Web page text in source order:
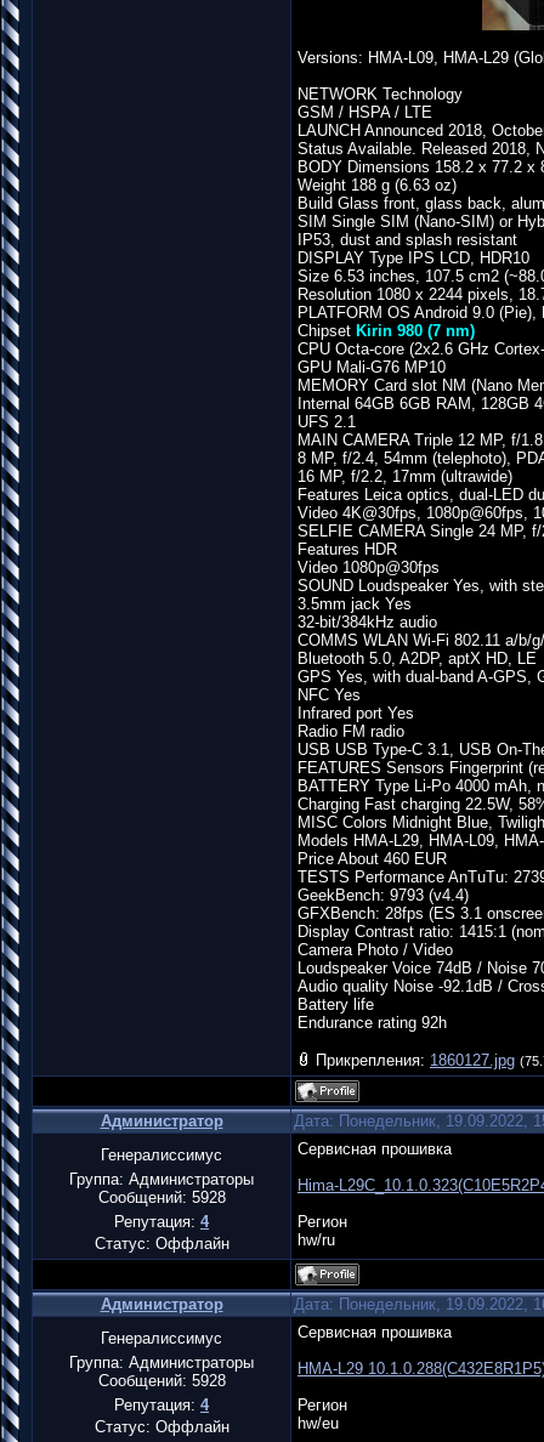
Versions: HMA-L09, HMA-L29
NETWORK Technology
GSM / HSPA / LTE
LAUNCH Announced 2018,
Status Available. Released 2018,
BODY Dimensions 158.2 x 77.2
Weight 188 g (6.63 oz)
Build Glass front, glass back,
SIM Single SIM (Nano-SIM) or
IP53, dust and splash resistant
DISPLAY Type IPS LCD, HDR10
Size 6.53 inches, 107.5 cm2
Resolution 1080 x 2244 pixels,
PLATFORM OS Android 9.0 (Pie),
Chipset Kirin 980 (7 nm)
CPU Octa-core (2x2.6 GHz
GPU Mali-G76 MP10
MEMORY Card slot NM (Nano
Internal 64GB 6GB RAM, 128GB
UFS 2.1
MAIN CAMERA Triple 12 MP, f/
8 MP, f/2.4, 54mm (telephoto),
16 MP, f/2.2, 17mm (ultrawide)
Features Leica optics, dual-LED
Video 4K@30fps, 1080p@60fps,
SELFIE CAMERA Single 24 MP,
Features HDR
Video 1080p@30fps
SOUND Loudspeaker Yes, with
3.5mm jack Yes
32-bit/384kHz audio
COMMS WLAN Wi-Fi 802.11 a/b/
Bluetooth 5.0, A2DP, aptX HD, LE
GPS Yes, with dual-band A-GPS,
NFC Yes
Infrared port Yes
Radio FM radio
USB USB Type-C 3.1, USB On-
FEATURES Sensors Fingerprint
BATTERY Type Li-Po 4000 mAh,
Charging Fast charging 22.5W,
MISC Colors Midnight Blue,
Models HMA-L29, HMA-L09,
Price About 460 EUR
TESTS Performance AnTuTu:
GeekBench: 9793 (v4.4)
GFXBench: 28fps (ES 3.1
Display Contrast ratio: 1415:1
Camera Photo / Video
Loudspeaker Voice 74dB / Noise
Audio quality Noise -92.1dB /
Battery life
Endurance rating 92h
Прикрепления: 1860127.jpg
Администратор
Дата: Понедельник, 19.09.2022,
Генералиссимус
Группа: Администраторы
Сообщений: 5928
Репутация: 4
Статус: Оффлайн
Сервисная прошивка
Hima-
Регион
hw/ru
Администратор
Дата: Понедельник, 19.09.2022,
Генералиссимус
Группа: Администраторы
Сообщений: 5928
Репутация: 4
Статус: Оффлайн
Сервисная прошивка
HMA-L29
Регион
hw/eu